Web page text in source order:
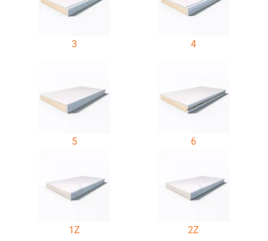
3 4
5 6
1Z 2Z